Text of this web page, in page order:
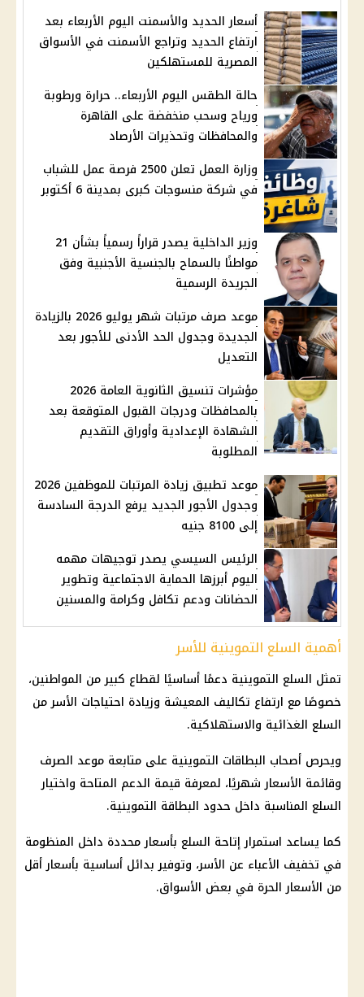
أسعار الحديد والأسمنت اليوم الأربعاء بعد
ارتفاع الحديد وتراجع الأسمنت في الأسواق
المصرية للمستهلكين
حالة الطقس اليوم الأربعاء.. حرارة ورطوبة
ورياح وسحب منخفضة على القاهرة
والمحافظات وتحذيرات الأرصاد
وزارة العمل تعلن 2500 فرصة عمل للشباب
في شركة منسوجات كبرى بمدينة 6 أكتوبر
وزير الداخلية يصدر قراراً رسمياً بشأن 21
مواطنًا بالسماح بالجنسية الأجنبية وفق
الجريدة الرسمية
موعد صرف مرتبات شهر يوليو 2026 بالزيادة
الجديدة وجدول الحد الأدنى للأجور بعد
التعديل
مؤشرات تنسيق الثانوية العامة 2026
بالمحافظات ودرجات القبول المتوقعة بعد
الشهادة الإعدادية وأوراق التقديم
المطلوبة
موعد تطبيق زيادة المرتبات للموظفين 2026
وجدول الأجور الجديد يرفع الدرجة السادسة
إلى 8100 جنيه
الرئيس السيسي يصدر توجيهات مهمه
اليوم أبرزها الحماية الاجتماعية وتطوير
الحضانات ودعم تكافل وكرامة والمسنين
أهمية السلع التموينية للأسر
تمثل السلع التموينية دعمًا أساسيًا لقطاع كبير من المواطنين،
خصوصًا مع ارتفاع تكاليف المعيشة وزيادة احتياجات الأسر من
السلع الغذائية والاستهلاكية.
ويحرص أصحاب البطاقات التموينية على متابعة موعد الصرف
وقائمة الأسعار شهريًا، لمعرفة قيمة الدعم المتاحة واختيار
السلع المناسبة داخل حدود البطاقة التموينية.
كما يساعد استمرار إتاحة السلع بأسعار محددة داخل المنظومة
في تخفيف الأعباء عن الأسر، وتوفير بدائل أساسية بأسعار أقل
من الأسعار الحرة في بعض الأسواق.